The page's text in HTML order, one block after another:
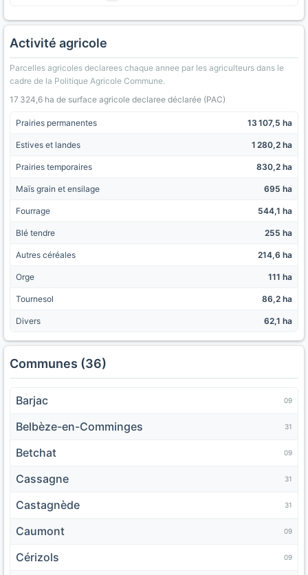
Activité agricole
Parcelles agricoles declarees chaque annee par les agriculteurs dans le
cadre de la Politique Agricole Commune.
17 324,6 ha de surface agricole declaree déclarée (PAC)
Prairies permanentes 13 107,5 ha
Estives et landes 1 280,2 ha
Prairies temporaires 830,2 ha
Maïs grain et ensilage 695 ha
Fourrage 544,1 ha
Blé tendre 255 ha
Autres céréales 214,6 ha
Orge 111 ha
Tournesol 86,2 ha
Divers 62,1 ha
Communes (36)
Barjac 09
Belbèze-en-Comminges 31
Betchat 09
Cassagne 31
Castagnède 31
Caumont 09
Cérizols 09